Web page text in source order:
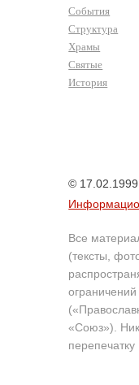
События
Структура
Храмы
Святые
История
©
Все
(тексты,
«Союз»).